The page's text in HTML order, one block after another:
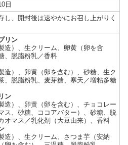
日
し、開封後は速やかにお召し上がりく
リン
造）、生クリーム、卵黄（卵を含
、脱脂粉乳／香料
造）、卵黄（卵を含む）、砂糖、生ク
、脱脂粉乳、麦芽糖、寒天／増粘多糖
ン
造）、卵黄（卵を含む）、チョコレー
ス、砂糖、ココアバター）、砂糖、脱
オマス／乳化剤（大豆由来）、香料
造）、生クリーム、さつま芋（安納